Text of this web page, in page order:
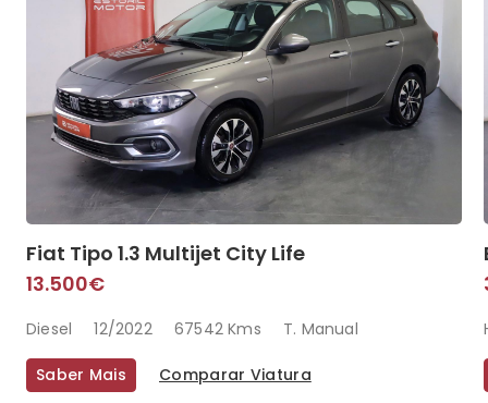
Fiat Tipo 1.3 Multijet City Life
13.500€
Diesel 12/2022 67542 Kms T. Manual
Saber Mais Comparar Viatura